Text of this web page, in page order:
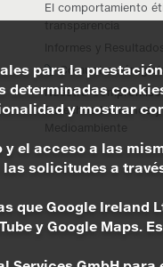
El comportamiento
transparencia
Informes y Resultados
Comunicación
Nuestro
Derechos Humanos y
Medioambiente
para la
determinadas
y mostrar
acceso a las
las solicitudes a
Google Ireland
y Google